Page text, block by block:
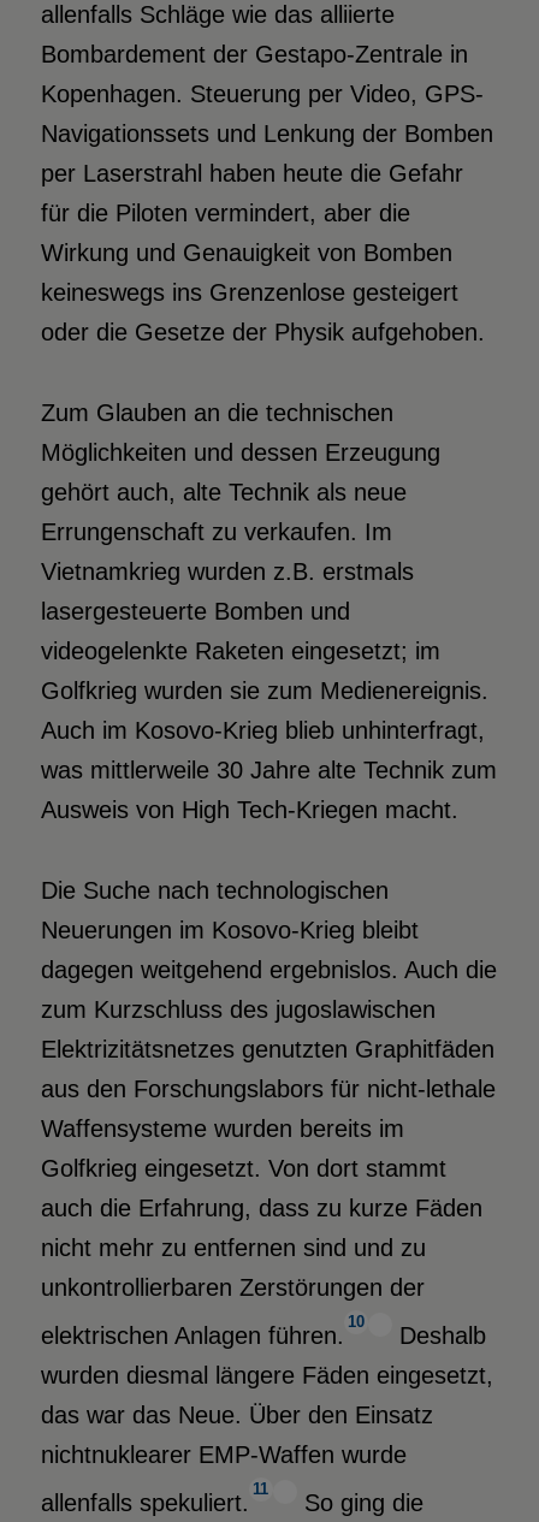
allenfalls Schläge wie das alliierte
Bombardement der Gestapo-Zentrale in
Kopenhagen. Steuerung per Video, GPS-
Navigationssets und Lenkung der Bomben
per Laserstrahl haben heute die Gefahr
für die Piloten vermindert, aber die
Wirkung und Genauigkeit von Bomben
keineswegs ins Grenzenlose gesteigert
oder die Gesetze der Physik aufgehoben.
Zum Glauben an die technischen
Möglichkeiten und dessen Erzeugung
gehört auch, alte Technik als neue
Errungenschaft zu verkaufen. Im
Vietnamkrieg wurden z.B. erstmals
lasergesteuerte Bomben und
videogelenkte Raketen eingesetzt; im
Golfkrieg wurden sie zum Medienereignis.
Auch im Kosovo-Krieg blieb unhinterfragt,
was mittlerweile 30 Jahre alte Technik zum
Ausweis von High Tech-Kriegen macht.
Die Suche nach technologischen
Neuerungen im Kosovo-Krieg bleibt
dagegen weitgehend ergebnislos. Auch die
zum Kurzschluss des jugoslawischen
Elektrizitätsnetzes genutzten Graphitfäden
aus den Forschungslabors für nicht-lethale
Waffensysteme wurden bereits im
Golfkrieg eingesetzt. Von dort stammt
auch die Erfahrung, dass zu kurze Fäden
nicht mehr zu entfernen sind und zu
unkontrollierbaren Zerstörungen der
elektrischen Anlagen führen.
10
Deshalb
wurden diesmal längere Fäden eingesetzt,
das war das Neue. Über den Einsatz
nichtnuklearer EMP-Waffen wurde
allenfalls spekuliert.
11
So ging die